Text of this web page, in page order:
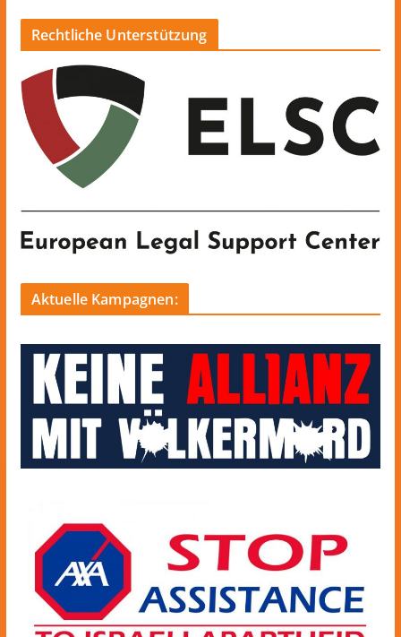
Rechtliche Unterstützung
Aktuelle Kampagnen: